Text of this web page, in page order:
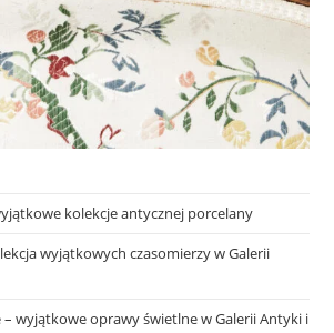
kolekcje antycznej porcelany
wyjątkowych czasomierzy w Galerii
wyjątkowe oprawy świetlne w Galerii Antyki i